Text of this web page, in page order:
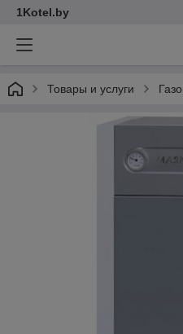
1Kotel.by
Товары и услуги